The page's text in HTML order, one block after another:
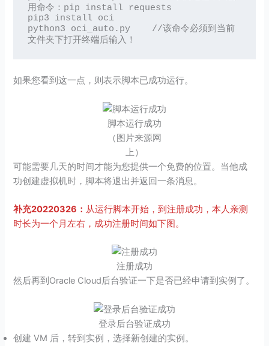
用命令：pip install requests
pip3 install oci
python3 oci_auto.py    //该命令必须到当前
文件夹下打开终端后输入！
如果您看到这一点，则表示脚本已成功运行。
脚本运行成功
（图片来源网
上）
可能需要几天的时间才能为您提供一个免费的位置。当他成
功创建虚拟机时，脚本将退出并返回一条消息。
补充20220326： 从运行脚本开始，到注册成功，本人亲测
时长为一个月左右，成功注册时间如下图。
注册成功
然后再到Oracle Cloud后台验证一下是否已经申请到实例了。
登录后台验证成功
创建 VM 后，转到实例，选择新创建的实例。